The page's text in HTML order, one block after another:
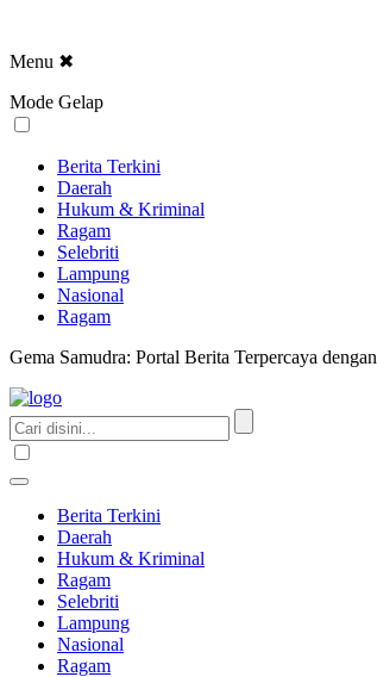
Menu ✖
Mode Gelap
Berita Terkini
Daerah
Hukum & Kriminal
Ragam
Selebriti
Lampung
Nasional
Ragam
Gema Samudra: Portal Berita Terpercaya
Berita Terkini
Daerah
Hukum & Kriminal
Ragam
Selebriti
Lampung
Nasional
Ragam